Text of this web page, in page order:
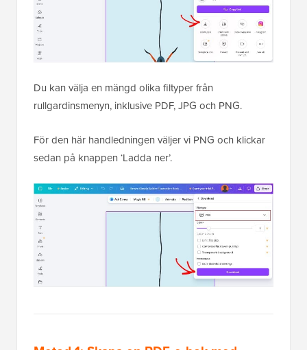
Du kan välja en mängd olika filtyper från
rullgardinsmenyn, inklusive PDF, JPG och PNG.
För den här handledningen väljer vi PNG och klickar
sedan på knappen ‘Ladda ner’.